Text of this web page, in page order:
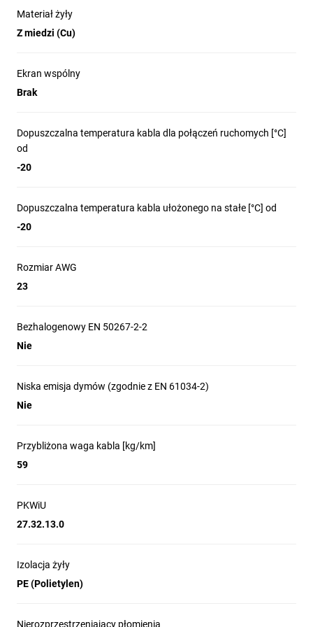
Specyfikacja techniczna
Klasa CPR
Fca
Przewodniki
Miedziane, AWG 24/1
Liczba par
Nieekranowany
Izolacja
PE
Średnica zewnętrzna
-20 °C do +75 °C
Temperatura instalacji
-20 °C do +75 °C
Maks. siła naciągu
Kategoria:
CAT 5e
CAT 7
CAT 7A
U/UTP
U/FTP
Rodzaj kabla:
Materiał żyły
Z miedzi (Cu)
Ekran wspólny
Brak
Dopuszczalna temperatura kabla dla połączeń ruchomych [°C]
od
-20
Dopuszczalna temperatura kabla ułożonego na stałe [°C] od
-20
Rozmiar AWG
23
Bezhalogenowy EN 50267-2-2
Nie
Niska emisja dymów (zgodnie z EN 61034-2)
Nie
Przybliżona waga kabla [kg/km]
59
PKWiU
27.32.13.0
Izolacja żyły
PE (Polietylen)
Nierozprzestrzeniający płomienia